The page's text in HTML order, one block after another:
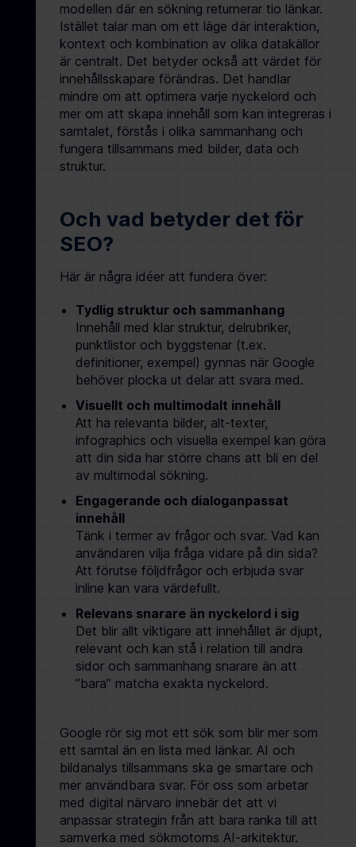
modellen där en sökning returnerar tio länkar.
Istället talar man om ett läge där interaktion,
kontext och kombination av olika datakällor
är centralt. Det betyder också att värdet för
innehållsskapare förändras. Det handlar
mindre om att optimera varje nyckelord och
mer om att skapa innehåll som kan integreras i
samtalet, förstås i olika sammanhang och
fungera tillsammans med bilder, data och
struktur.
Och vad betyder det för
SEO?
Här är några idéer att fundera över:
Tydlig struktur och sammanhang
Innehåll med klar struktur, delrubriker,
punktlistor och byggstenar (t.ex.
definitioner, exempel) gynnas när Google
behöver plocka ut delar att svara med.
Visuellt och multimodalt innehåll
Att ha relevanta bilder, alt-texter,
infographics och visuella exempel kan göra
att din sida har större chans att bli en del
av multimodal sökning.
Engagerande och dialoganpassat
innehåll
Tänk i termer av frågor och svar. Vad kan
användaren vilja fråga vidare på din sida?
Att förutse följdfrågor och erbjuda svar
inline kan vara värdefullt.
Relevans snarare än nyckelord i sig
Det blir allt viktigare att innehållet är djupt,
relevant och kan stå i relation till andra
sidor och sammanhang snarare än att
”bara” matcha exakta nyckelord.
Google rör sig mot ett sök som blir mer som
ett samtal än en lista med länkar. AI och
bildanalys tillsammans ska ge smartare och
mer användbara svar. För oss som arbetar
med digital närvaro innebär det att vi
anpassar strategin från att bara ranka till att
samverka med sökmotorns AI-arkitektur.